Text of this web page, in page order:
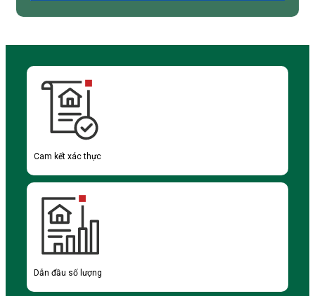
Cam kết xác thực
Dẫn đầu số lượng